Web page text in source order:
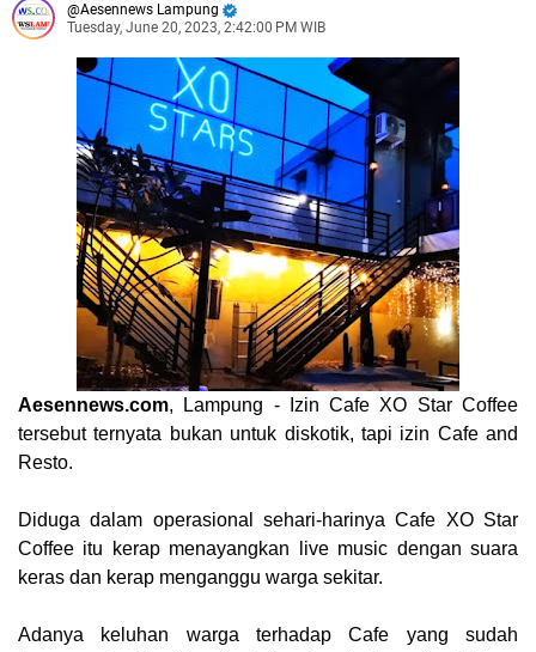
Aesennews Lampung
Tuesday, June 20, 2023, 2:42:00 PM WIB
Aesennews.com, Lampung - Izin Cafe XO Star Coffee
tersebut ternyata bukan untuk diskotik, tapi izin Cafe and
Resto.
Diduga dalam operasional sehari-harinya Cafe XO Star
Coffee itu kerap menayangkan live music dengan suara
keras dan kerap menganggu warga sekitar.
Adanya keluhan warga terhadap Cafe yang sudah